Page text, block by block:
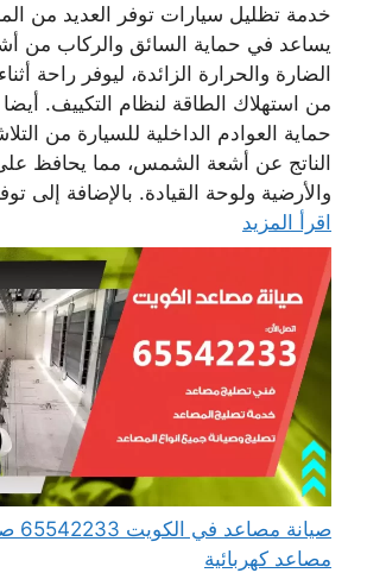
خدمة تظليل سيارات توفر العديد من
يساعد في حماية السائق والركاب من
الضارة والحرارة الزائدة، ليوفر راحة
من استهلاك الطاقة لنظام التكييف.
حماية العوادم الداخلية للسيارة من
الناتج عن أشعة الشمس، مما يحافظ
والأرضية ولوحة القيادة. بالإضافة إلى
اقرأ المزيد
مصاعد كهربائية